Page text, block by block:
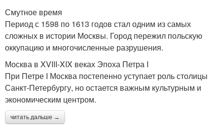
Смутное время
Период с 1598 по 1613 годов стал одним из самых
сложных в истории Москвы. Город пережил польскую
оккупацию и многочисленные разрушения.
Москва в XVIII-XIX веках Эпоха Петра I
При Петре I Москва постепенно уступает роль столицы
Санкт-Петербургу, но остается важным культурным и
экономическим центром.
читать дальше →